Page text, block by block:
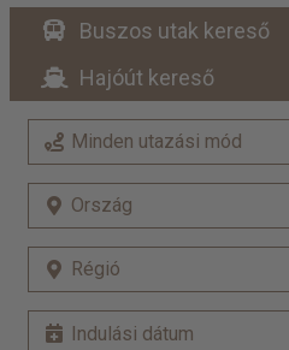
Buszos utak kereső
Hajóút kereső